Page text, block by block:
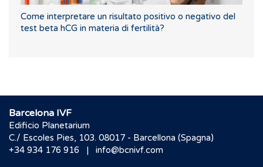
Come interpretare un risultato positivo o negativo del
test beta hCG in materia di fertilità?
Barcelona IVF
Edificio Planetarium
C./ Escoles Pies, 103. 08017 - Barcellona (Spagna)
+34 934 176 916
| info@bcnivf.com